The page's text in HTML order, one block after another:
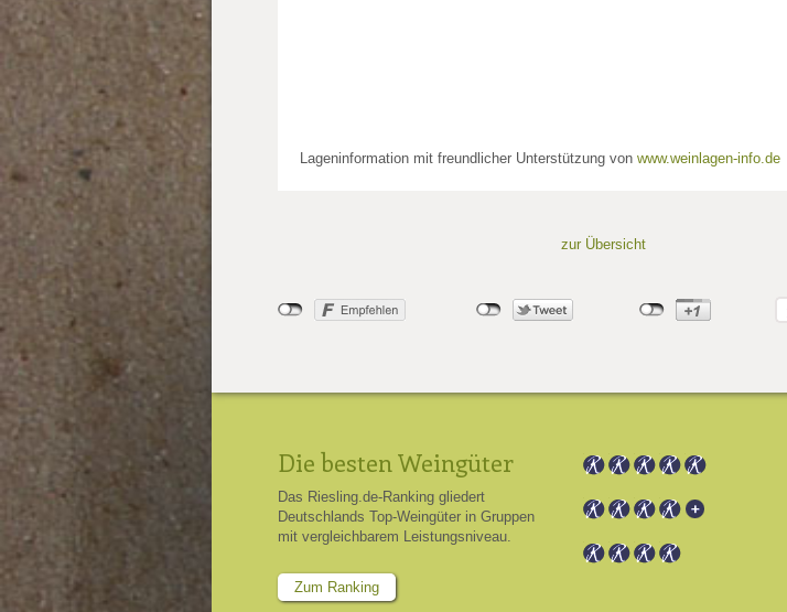
Lageninformation mit freundlicher Unterstützung von www.weinlagen-info.de
zur Übersicht
Die besten Weingüter
Das Riesling.de-Ranking gliedert
Deutschlands Top-Weingüter in Gruppen
mit vergleichbarem Leistungsniveau.
Zum Ranking